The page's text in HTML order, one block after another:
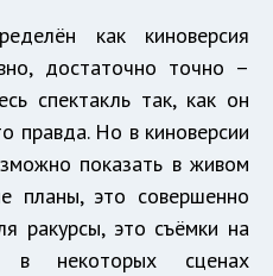
как киноверсия
достаточно точно –
спектакль так, как он
правда. Но в киноверсии
показать в живом
планы, это совершенно
ракурсы, это съёмки на
в некоторых сценах